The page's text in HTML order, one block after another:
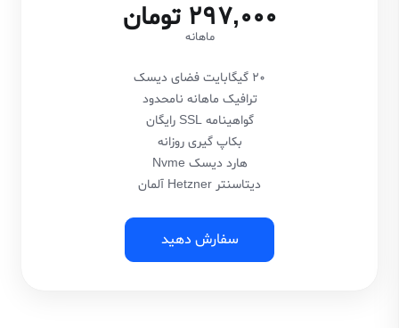
297,000 تومان
ماهانه
20 گیگابایت فضای دیسک
ترافیک ماهانه نامحدود
گواهینامه SSL رایگان
بکاپ گیری روزانه
هارد دیسک Nvme
دیتاسنتر Hetzner آلمان
سفارش دهید